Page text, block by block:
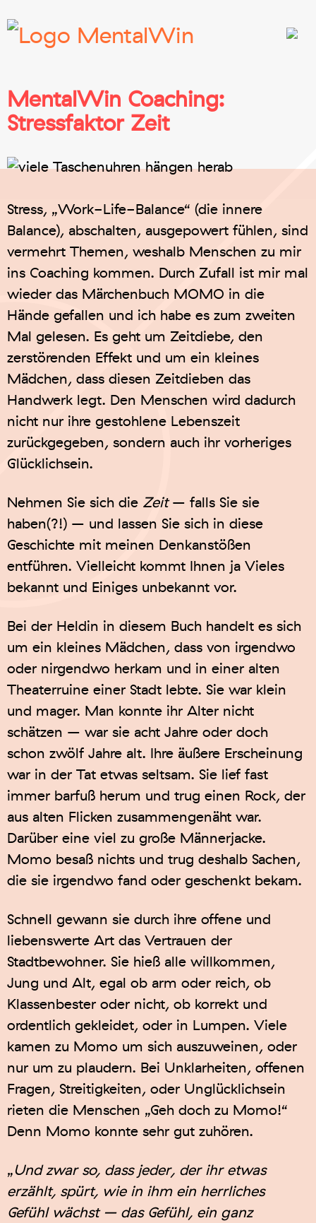
MentalWin Coaching:
Stressfaktor Zeit
Stress, „Work-Life-Balance“ (die innere
Balance), abschalten, ausgepowert fühlen, sind
vermehrt Themen, weshalb Menschen zu mir
ins Coaching kommen. Durch Zufall ist mir mal
wieder das Märchenbuch MOMO in die
Hände gefallen und ich habe es zum zweiten
Mal gelesen. Es geht um Zeitdiebe, den
zerstörenden Effekt und um ein kleines
Mädchen, dass diesen Zeitdieben das
Handwerk legt. Den Menschen wird dadurch
nicht nur ihre gestohlene Lebenszeit
zurückgegeben, sondern auch ihr vorheriges
Glücklichsein.
Nehmen Sie sich die Zeit– falls Sie sie
haben(?!) – und lassen Sie sich in diese
Geschichte mit meinen Denkanstößen
entführen. Vielleicht kommt Ihnen ja Vieles
bekannt und Einiges unbekannt vor.
Bei der Heldin in diesem Buch handelt es sich
um ein kleines Mädchen, dass von irgendwo
oder nirgendwo herkam und in einer alten
Theaterruine einer Stadt lebte. Sie war klein
und mager. Man konnte ihr Alter nicht
schätzen – war sie acht Jahre oder doch
schon zwölf Jahre alt. Ihre äußere Erscheinung
war in der Tat etwas seltsam. Sie lief fast
immer barfuß herum und trug einen Rock, der
aus alten Flicken zusammengenäht war.
Darüber eine viel zu große Männerjacke.
Momo besaß nichts und trug deshalb Sachen,
die sie irgendwo fand oder geschenkt bekam.
Schnell gewann sie durch ihre offene und
liebenswerte Art das Vertrauen der
Stadtbewohner. Sie hieß alle willkommen,
Jung und Alt, egal ob arm oder reich, ob
Klassenbester oder nicht, ob korrekt und
ordentlich gekleidet, oder in Lumpen. Viele
kamen zu Momo um sich auszuweinen, oder
nur um zu plaudern. Bei Unklarheiten, offenen
Fragen, Streitigkeiten, oder Unglücklichsein
rieten die Menschen „Geh doch zu Momo!“
Denn Momo konnte sehr gut zuhören.
„Und zwar so, dass jeder, der ihr etwas
erzählt, spürt, wie in ihm ein herrliches
Gefühl wächst – das Gefühl, ein ganz